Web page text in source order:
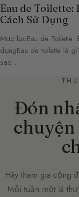
Eau de Toilette:
Cách Sử Dụng
Mục lụcEau de
dụngEau de toilette là
sao…
Đón
chuyện
Hãy tham gia cộng
Mỗi tuần một lá